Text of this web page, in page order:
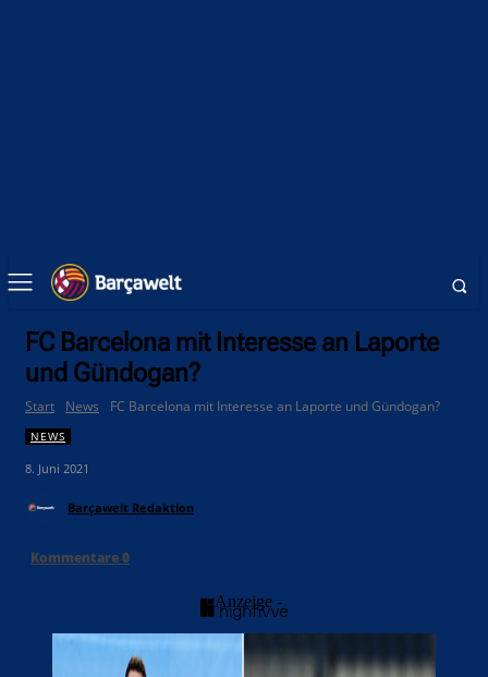
FC Barcelona mit Interesse an Laporte
und Gündogan?
Start News FC Barcelona mit Interesse an Laporte und Gündogan?
NEWS
8. Juni 2021
Barçawelt Redaktion
Kommentare0
- Anzeige -